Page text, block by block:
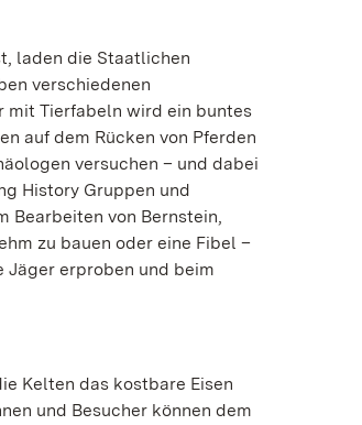
laden die Staatlichen
verschiedenen
mit Tierfabeln wird ein buntes
auf dem Rücken von Pferden
versuchen – und dabei
History Gruppen und
Bearbeiten von Bernstein,
zu bauen oder eine Fibel –
Jäger erproben und beim
Kelten das kostbare Eisen
und Besucher können dem